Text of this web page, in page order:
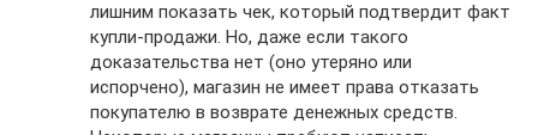
лишним показать чек, который подтвердит факт
купли-продажи. Но, даже если такого
доказательства нет (оно утеряно или
испорчено), магазин не имеет права отказать
покупателю в возврате денежных средств.